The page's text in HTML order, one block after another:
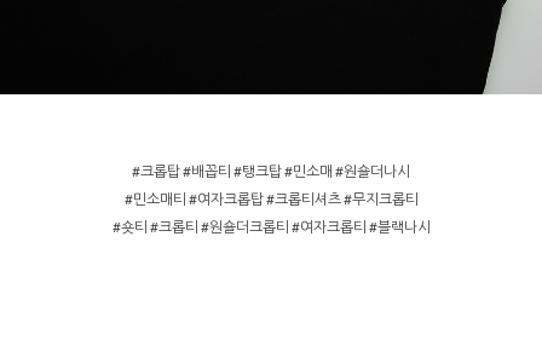
#크롭탑 #배꼽티 #탱크탑 #민소매 #원숄더나시
#민소매티 #여자크롭탑 #크롭티셔츠 #무지크롭티
#숏티 #크롭티 #원숄더크롭티 #여자크롭티 #블랙나시